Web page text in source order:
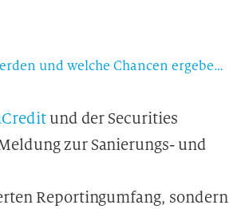
Welcher Nutzen kann aus der aktuellen Version von BIRD gezogen werden und welche Chancen ergeben sich langfristig?
und der Securities
zur Sanierungs- und
Reportingumfang, sondern